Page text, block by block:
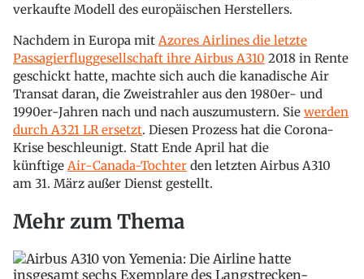
verkaufte Modell des europäischen Herstellers.
Nachdem in Europa mit Azores Airlines die letzte
Passagierfluggesellschaft ihre Airbus A310 2018 in Rente
geschickt hatte, machte sich auch die kanadische Air
Transat daran, die Zweistrahler aus den 1980er- und
1990er-Jahren nach und nach auszumustern. Sie werden
durch A321 LR ersetzt. Diesen Prozess hat die Corona-
Krise beschleunigt. Statt Ende April hat die
künftige Air-Canada-Tochter den letzten Airbus A310
am 31. März außer Dienst gestellt.
Mehr zum Thema